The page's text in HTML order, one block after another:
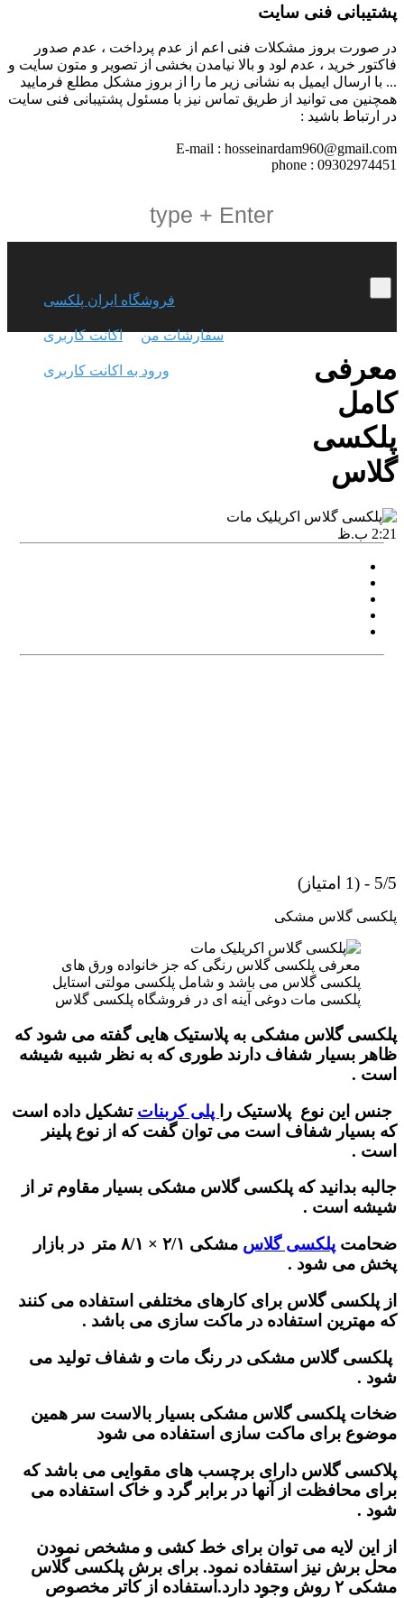
پشتیبانی فنی سایت
در صورت بروز مشکلات فنی اعم از عدم پرداخت ، عدم صدور
فاکتور خرید ، عدم لود و بالا نیامدن بخشی از تصویر و متون سایت و
... با ارسال ایمیل به نشانی زیر ما را از بروز مشکل مطلع فرمایید
همچنین می توانید از طریق تماس نیز با مسئول پشتیبانی فنی سایت
در ارتباط باشید :
E-mail : hosseinardam960@gmail.com
phone : 09302974451
فروشگاه ایران پلکسی
اکانت کاربری سفارشات من
ورود به اکانت کاربری
معرفی
کامل
پلکسی
گلاس
2:21 ب.ظ
5/5 - (1 امتیاز)
پلکسی گلاس مشکی
معرفی پلکسی گلاس رنگی که جز خانواده ورق های
پلکسی گلاس می باشد و شامل پلکسی مولتی استایل
پلکسی مات دوغی آینه ای در فروشگاه پلکسی گلاس
پلکسی گلاس مشکی به پلاستیک هایی گفته می شود که
ظاهر بسیار شفاف دارند طوری که به نظر شبیه شیشه
است .
جنس این نوع پلاستیک را
پلی کربنات تشکیل داده است
که بسیار شفاف است می توان گفت که از نوع پلینر
است .
جالبه بدانید که پلکسی گلاس مشکی بسیار مقاوم تر از
شیشه است .
ضحامت پلکسی گلاس
مشکی ۲/۱ × ۸/۱ متر در بازار
پخش می شود .
از پلکسی گلاس برای کارهای مختلفی استفاده می کنند
که مهترین استفاده در ماکت سازی می باشد .
پلکسی گلاس مشکی در رنگ مات و شفاف تولید می
شود .
ضخات پلکسی گلاس مشکی بسیار بالاست سر همین
موضوع برای ماکت سازی استفاده می شود
پلاکسی گلاس دارای برچسب های مقوایی می باشد که
برای محافظت از آنها در برابر گرد و خاک استفاده می
شود .
از این لایه می توان برای خط کشی و مشخص نمودن
محل برش نیز استفاده نمود. برای برش پلکسی گلاس
مشکی ۲ روش وجود دارد.استفاده از کاتر مخصوص